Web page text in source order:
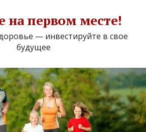
на первом месте!
— инвестируйте в свое
будущее